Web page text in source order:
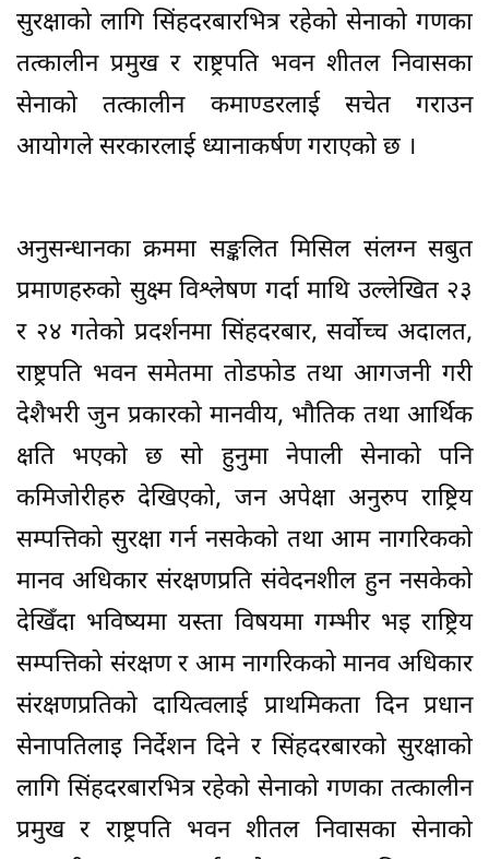
सुरक्षाको लागि सिंहदरबारभित्र रहेको सेनाको गणका
तत्कालीन प्रमुख र राष्ट्रपति भवन शीतल निवासका
सेनाको तत्कालीन कमाण्डरलाई सचेत गराउन
आयोगले सरकारलाई ध्यानाकर्षण गराएको छ ।
अनुसन्धानका क्रममा सङ्कलित मिसिल संलग्न सबुत
प्रमाणहरुको सुक्ष्म विश्लेषण गर्दा माथि उल्लेखित २३
र २४ गतेको प्रदर्शनमा सिंहदरबार, सर्वोच्च अदालत,
राष्ट्रपति भवन समेतमा तोडफोड तथा आगजनी गरी
देशैभरी जुन प्रकारको मानवीय, भौतिक तथा आर्थिक
क्षति भएको छ सो हुनुमा नेपाली सेनाको पनि
कमिजोरीहरु देखिएको, जन अपेक्षा अनुरुप राष्ट्रिय
सम्पत्तिको सुरक्षा गर्न नसकेको तथा आम नागरिकको
मानव अधिकार संरक्षणप्रति संवेदनशील हुन नसकेको
देखिँदा भविष्यमा यस्ता विषयमा गम्भीर भइ राष्ट्रिय
सम्पत्तिको संरक्षण र आम नागरिकको मानव अधिकार
संरक्षणप्रतिको दायित्वलाई प्राथमिकता दिन प्रधान
सेनापतिलाइ निर्देशन दिने र सिंहदरबारको सुरक्षाको
लागि सिंहदरबारभित्र रहेको सेनाको गणका तत्कालीन
प्रमुख र राष्ट्रपति भवन शीतल निवासका सेनाको